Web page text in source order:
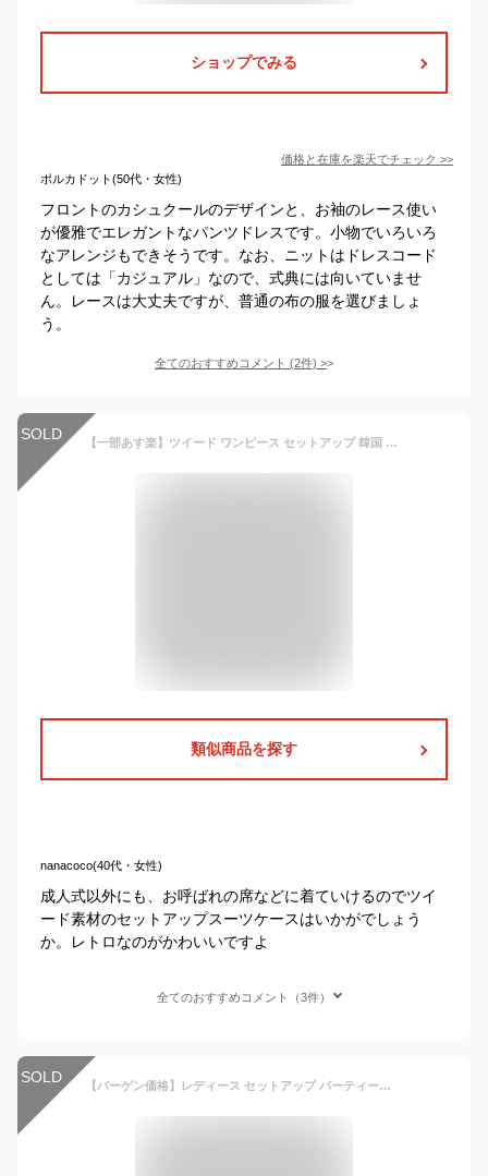
ショップでみる
価格と在庫を楽天でチェック >>
ポルカドット(50代・女性)
フロントのカシュクールのデザインと、お袖のレース使い
が優雅でエレガントなパンツドレスです。小物でいろいろ
なアレンジもできそうです。なお、ニットはドレスコード
としては「カジュアル」なので、式典には向いていませ
ん。レースは大丈夫ですが、普通の布の服を選びましょ
う。
全てのおすすめコメント (2件) >
SOLD 【一部あす楽】ツイード ワンピース セットアップ 韓国 ジャケット 七五三 ママ おしゃれ 母親 服装 親 スーツ 同窓会ドレス 卒業式 入学式 卒園式 入園式 成人式 セレモニーワンピース 春 秋 冬 長袖 レディース ジャンパースカート ジャンスカ パール ピンク 80年代風
類似商品を探す
nanacoco(40代・女性)
成人式以外にも、お呼ばれの席などに着ていけるのでツイ
ード素材のセットアップスーツケースはいかがでしょう
か。レトロなのがかわいいですよ
全てのおすすめコメント（3件）
SOLD 【バーゲン価格】レディース セットアップ パーティードレス 結婚式 お呼ばれ ワンピース ブラウス フレアスカート セレモニー フォーマル ママスーツ 七五三 お宮参り 卒業式 入学式 ミセス 上品 きれいめ 親族 母親 女性 服装 大きいサイズ 即日発送 プレゼント ギフト